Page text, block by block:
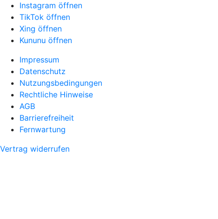
Instagram öffnen
TikTok öffnen
Xing öffnen
Kununu öffnen
Impressum
Datenschutz
Nutzungsbedingungen
Rechtliche Hinweise
AGB
Barrierefreiheit
Fernwartung
Vertrag widerrufen